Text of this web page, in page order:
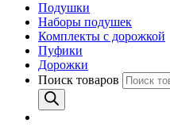
Подушки
Наборы подушек
Комплекты с дорожкой
Пуфики
Дорожки
Поиск товаров